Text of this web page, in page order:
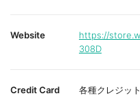
Website
https://
308D
Credit Card 各種クレジッ